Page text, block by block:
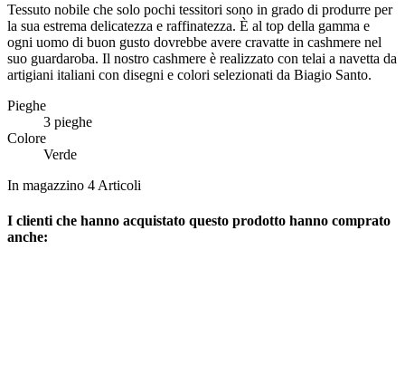
Tessuto nobile che solo pochi tessitori sono in grado di produrre per
la sua estrema delicatezza e raffinatezza. È al top della gamma e
ogni uomo di buon gusto dovrebbe avere cravatte in cashmere nel
suo guardaroba. Il nostro cashmere è realizzato con telai a navetta da
artigiani italiani con disegni e colori selezionati da Biagio Santo.
Pieghe
3 pieghe
Colore
Verde
In magazzino 4 Articoli
I clienti che hanno acquistato questo prodotto hanno comprato
anche: